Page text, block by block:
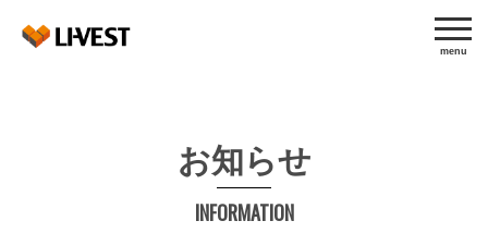
menu
お知らせ
INFORMATION